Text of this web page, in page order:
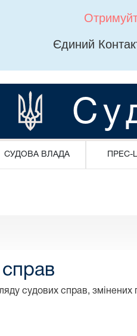
Єдиний
СУДОВА ВЛАДА ПРЕС-
судових справ,